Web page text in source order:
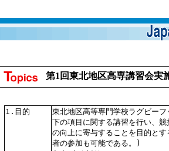
第1回東北地区高専講習会実
1.目的
東北地区高等専門学校ラグビー
下の項目に関する講習を行い、
の向上に寄与することを目的と
者の参加も可能である。)